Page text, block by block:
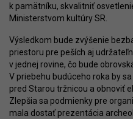
k pamätníku, skvalitniť
Ministerstvom kultúry SR.
Výsledkom bude zvýšenie
priestoru pre peších aj
v jednej rovine, čo bude
V priebehu budúceho roka by
pred Starou tržnicou a obnoviť
Zlepšia sa podmienky pre
mala dostať prezentácia